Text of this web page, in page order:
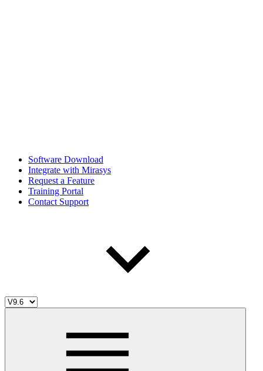
Software Download
Integrate with Mirasys
Request a Feature
Training Portal
Contact Support